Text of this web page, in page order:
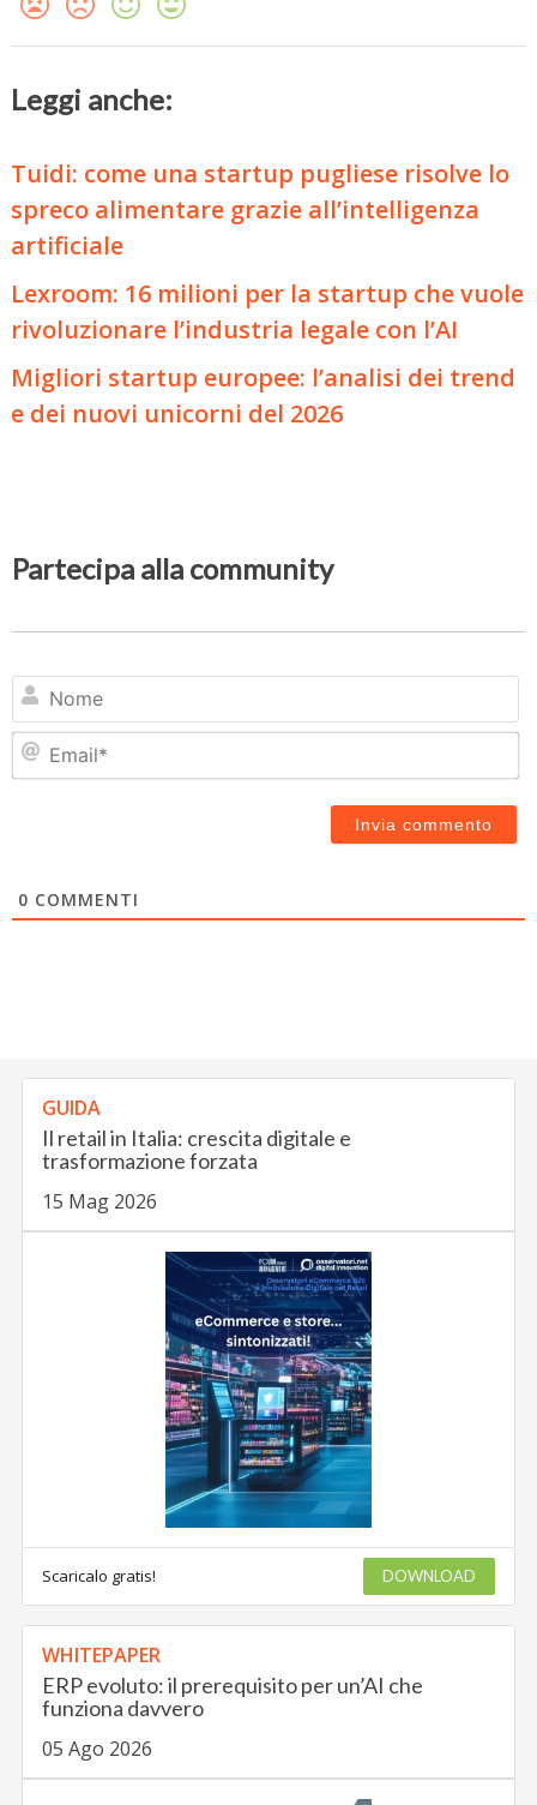
Leggi anche:
Tuidi: come una startup pugliese risolve lo
spreco alimentare grazie all’intelligenza
artificiale
Lexroom: 16 milioni per la startup che vuole
rivoluzionare l’industria legale con l’AI
Migliori startup europee: l’analisi dei trend
e dei nuovi unicorni del 2026
Partecipa alla community
0 COMMENTI
GUIDA
Il retail in Italia: crescita digitale e
trasformazione forzata
15 Mag 2026
Scaricalo gratis! DOWNLOAD
WHITEPAPER
ERP evoluto: il prerequisito per un’AI che
funziona davvero
05 Ago 2026